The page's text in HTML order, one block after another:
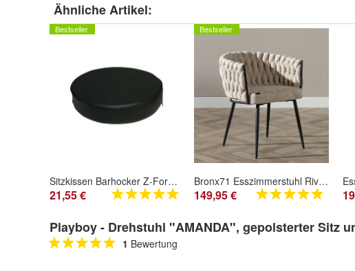
Ähnliche Artikel:
Bestseller
Sitzkissen Barhocker Z-Form Schwarz oder Weiß/ Veranstaltungshocker/ Zett
21,55 €
Bestseller
Bronx71 Esszimmerstuhl River Chenille beige
149,95 €
Playboy - Drehstuhl "AMANDA", gepolsterter Sitz
1 Bewertung